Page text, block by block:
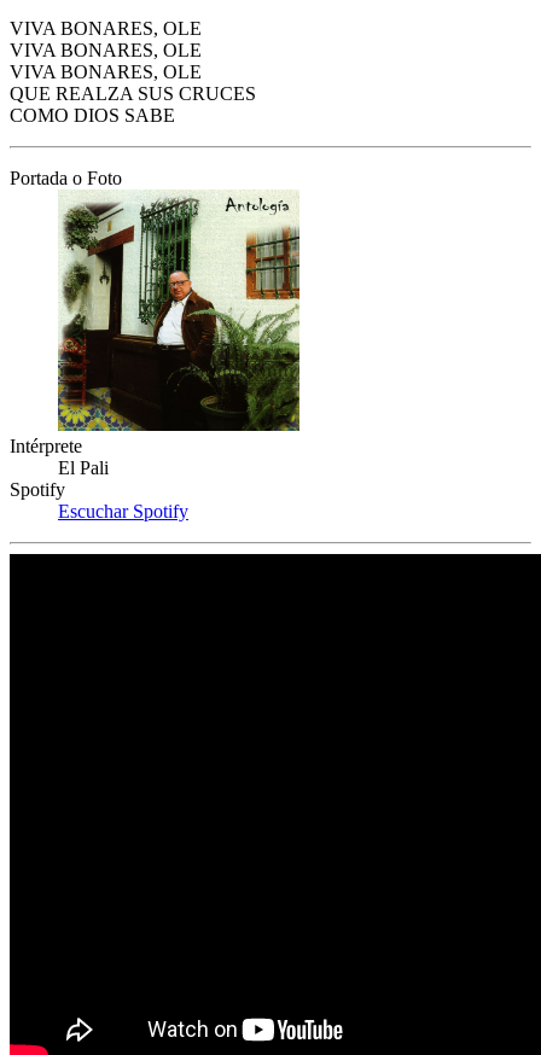
VIVA BONARES, OLE
VIVA BONARES, OLE
VIVA BONARES, OLE
QUE REALZA SUS CRUCES
COMO DIOS SABE
Portada o Foto
Intérprete
El Pali
Spotify
Escuchar Spotify